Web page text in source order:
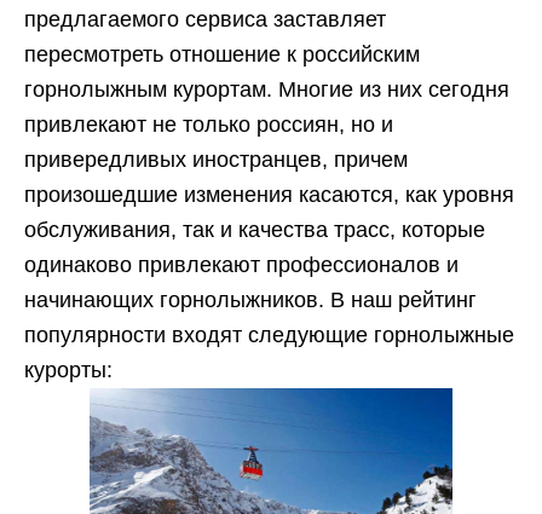
предлагаемого сервиса заставляет
пересмотреть отношение к российским
горнолыжным курортам. Многие из них сегодня
привлекают не только россиян, но и
привередливых иностранцев, причем
произошедшие изменения касаются, как уровня
обслуживания, так и качества трасс, которые
одинаково привлекают профессионалов и
начинающих горнолыжников. В наш рейтинг
популярности входят следующие горнолыжные
курорты: